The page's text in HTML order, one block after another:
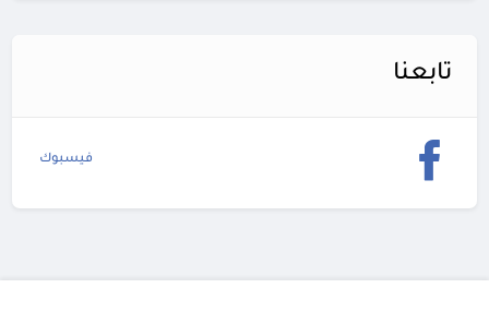
تابعنا
فيسبوك